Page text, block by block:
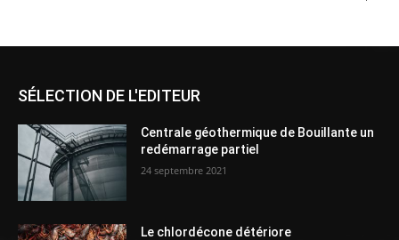
SÉLECTION DE L'EDITEUR
Centrale géothermique de Bouillante un
redémarrage partiel
24 septembre 2021
Le chlordécone détériore